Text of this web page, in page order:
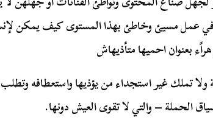
عمل مسيئ وخاطئ بهذا المستوى كيف يمكن
بعنوان احميها متأذيهاش
ولا تملك غير استجداء من يؤذيها واستعطافه
الحملة – والتي لا تقوى العيش دونها.